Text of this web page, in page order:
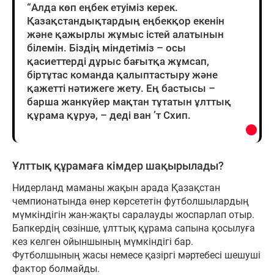
“Алда көп еңбек етуіміз керек.
Қазақстандықтардың еңбекқор екенін
және қажырлы жұмыс істей алатынын
білемін. Біздің міндетіміз – осы
қасиеттерді дұрыс бағытқа жұмсап,
біртұтас команда қалыптастыру және
қажетті нәтижеге жету. Ең бастысы –
барша жанкүйер мақтан тұтатын ұлттық
құрама құруә, – деді ван ’т Схип.
Ұлттық құрамаға кімдер шақырылады?
Нидерланд маманы жақын арада Қазақстан
чемпионатында өнер көрсететін футболшылардың
мүмкіндігін жан-жақты саралауды жоспарлап отыр.
Бапкердің сөзінше, ұлттық құрама сапына қосылуға
кез келген ойыншының мүмкіндігі бар.
Футболшының жасы немесе қазіргі мәртебесі шешуші
фактор болмайды.